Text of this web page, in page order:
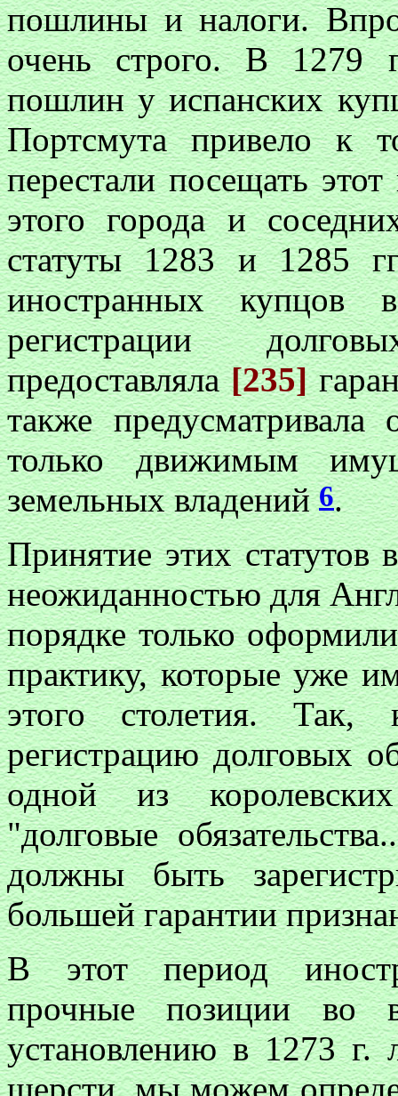
пошлины и налоги.
очень строго. В 1279
пошлин у испанских
Портсмута привело к
перестали посещать
этого города и
статуты 1283 и 1285
иностранных купцов
регистрации
предоставляла[235]
также предусматривала
только движимым
земельных владений6.
Принятие этих
неожиданностью для
порядке только
практику, которые уже
этого столетия. Так,
регистрацию долговых
одной из
"долговые
должны быть
большей гарантии
В этот период
прочные позиции во
установлению в 1273 г.